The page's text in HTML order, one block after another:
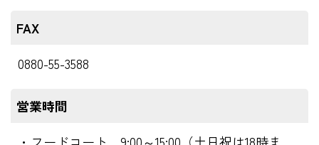
FAX
0880-55-3588
営業時間